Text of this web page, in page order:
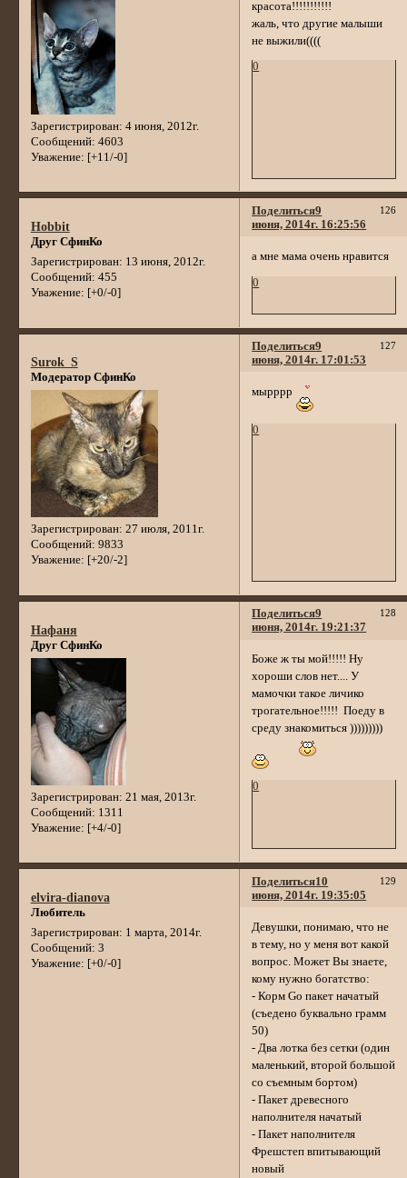
Зарегистрирован: 4 июня, 2012г.
Сообщений: 4603
Уважение: [+11/-0]
красота!!!!!!!!!!!
жаль, что другие малыши
не выжили((((
0
Поделиться 126
9
июня, 2014г. 16:25:56
Hobbit
Друг СфинКо
Зарегистрирован: 13 июня, 2012г.
Сообщений: 455
Уважение: [+0/-0]
а мне мама очень нравится
0
Поделиться 127
9
июня, 2014г. 17:01:53
Surok_S
Модератор СфинКо
Зарегистрирован: 27 июля, 2011г.
Сообщений: 9833
Уважение: [+20/-2]
мырррр
0
Поделиться 128
9
июня, 2014г. 19:21:37
Нафаня
Друг СфинКо
Зарегистрирован: 21 мая, 2013г.
Сообщений: 1311
Уважение: [+4/-0]
Боже ж ты мой!!!!! Ну
хороши слов нет.... У
мамочки такое личико
трогательное!!!!! Поеду в
среду знакомиться )))))))))
0
Поделиться 129
10
июня, 2014г. 19:35:05
elvira-dianova
Любитель
Зарегистрирован: 1 марта, 2014г.
Сообщений: 3
Уважение: [+0/-0]
Девушки, понимаю, что не
в тему, но у меня вот какой
вопрос. Может Вы знаете,
кому нужно богатство:
- Корм Go пакет начатый
(съедено буквально грамм
50)
- Два лотка без сетки (один
маленький, второй большой
со съемным бортом)
- Пакет древесного
наполнителя начатый
- Пакет наполнителя
Фрешстеп впитывающий
новый